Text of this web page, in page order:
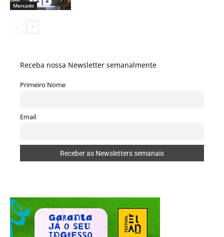
Mercado
Receba nossa Newsletter semanalmente
Primeiro Nome
Email